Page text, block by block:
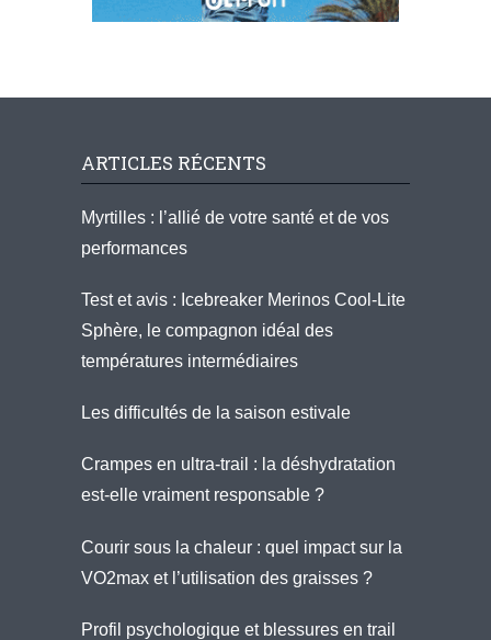
ARTICLES RÉCENTS
Myrtilles : l’allié de votre santé et de vos
performances
Test et avis : Icebreaker Merinos Cool-Lite
Sphère, le compagnon idéal des
températures intermédiaires
Les difficultés de la saison estivale
Crampes en ultra-trail : la déshydratation
est-elle vraiment responsable ?
Courir sous la chaleur : quel impact sur la
VO2max et l’utilisation des graisses ?
Profil psychologique et blessures en trail